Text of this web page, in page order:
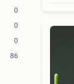
0
0
0
86